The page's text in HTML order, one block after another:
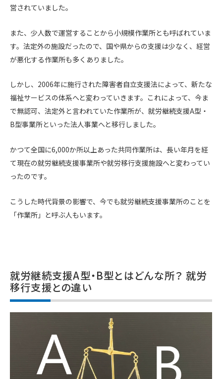
営されていました。
また、少人数で運営することから小規模作業所とも呼ばれていま
す。法定外の施設だったので、国や県からの支援は少なく、経営
が悪化する作業所も多くありました。
しかし、2006年に施行された障害者自立支援法によって、新たな
福祉サービスの体系へと変わっていきます。これによって、今ま
で無認可、法定外と言われていた作業所が、就労継続支援A型・
B型事業所といった法人事業へと移行しました。
かつて全国に6,000か所以上あった共同作業所は、長い年月を経
て現在の就労継続支援事業所や就労移行支援施設へと変わってい
ったのです。
こうした時代背景の影響で、今でも就労継続支援事業所のことを
「作業所」と呼ぶ人もいます。
就労継続支援A型・B型とはどんな所？ 就労
移行支援との違い